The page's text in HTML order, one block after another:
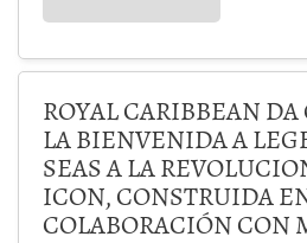
ROYAL CARIBBEAN
LA BIENVENIDA A
SEAS A LA
ICON, CONSTRUIDA
COLABORACIÓN CON